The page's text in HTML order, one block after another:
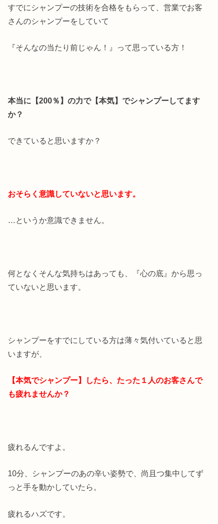
すでにシャンプーの技術を合格をもらって、営業でお客
さんのシャンプーをしていて
『そんなの当たり前じゃん！』って思っている方！
本当に【200％】の力で【本気】でシャンプーしてます
か？
できていると思いますか？
おそらく意識していないと思います。
…というか意識できません。
何となくそんな気持ちはあっても、『心の底』から思っ
ていないと思います。
シャンプーをすでにしている方は薄々気付いていると思
いますが、
【本気でシャンプー】したら、たった１人のお客さんで
も疲れませんか？
疲れるんですよ。
10分、シャンプーのあの辛い姿勢で、尚且つ集中してず
っと手を動かしていたら。
疲れるハズです。